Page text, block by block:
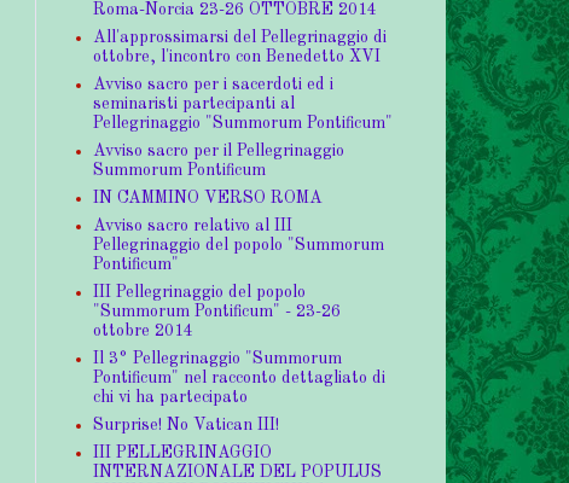
Roma-Norcia 23-26 OTTOBRE 2014
All'approssimarsi del Pellegrinaggio di
ottobre, l'incontro con Benedetto XVI
Avviso sacro per i sacerdoti ed i
seminaristi partecipanti al
Pellegrinaggio "Summorum Pontificum"
Avviso sacro per il Pellegrinaggio
Summorum Pontificum
IN CAMMINO VERSO ROMA
Avviso sacro relativo al III
Pellegrinaggio del popolo "Summorum
Pontificum"
III Pellegrinaggio del popolo
"Summorum Pontificum" - 23-26
ottobre 2014
Il 3° Pellegrinaggio "Summorum
Pontificum" nel racconto dettagliato di
chi vi ha partecipato
Surprise! No Vatican III!
III PELLEGRINAGGIO
INTERNAZIONALE DEL POPULUS